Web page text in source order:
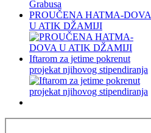
PROUČENA HATMA-DOVA
U ATIK DŽAMIJI
Iftarom za jetime pokrenut
projekat njihovog stipendiranja